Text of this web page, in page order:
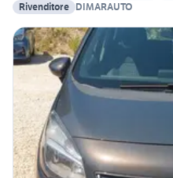
Rivenditore DIMARAUTO